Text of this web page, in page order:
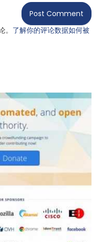
了解你的评论数据如何被